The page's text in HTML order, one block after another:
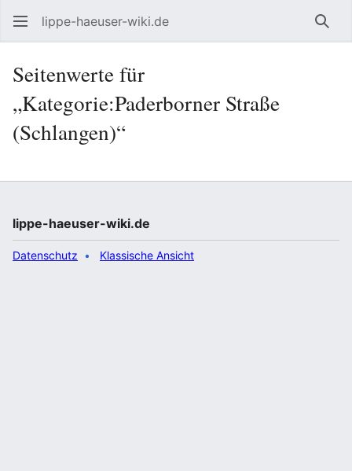
lippe-haeuser-wiki.de
Seitenwerte für
„Kategorie:Paderborner Straße
(Schlangen)“
lippe-haeuser-wiki.de
Datenschutz Klassische Ansicht